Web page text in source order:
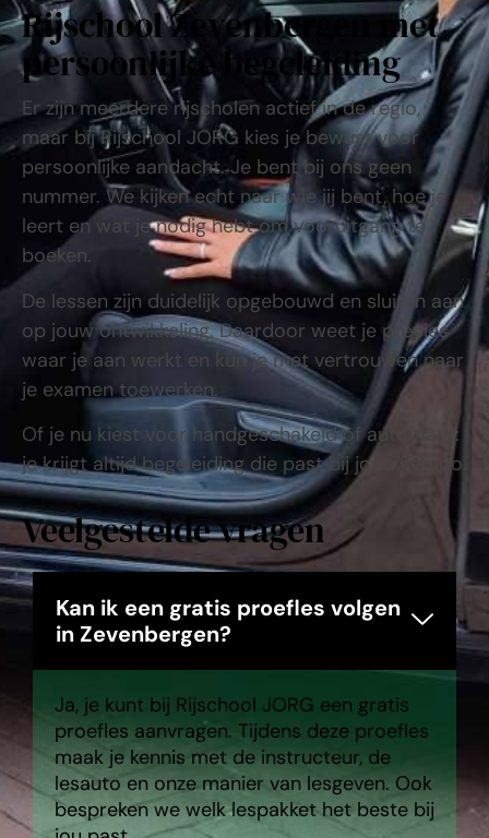
Rijschool Zevenbergen met
persoonlijke begeleiding
Er zijn meerdere rijscholen actief in de regio,
maar bij Rijschool JORG kies je bewust voor
persoonlijke aandacht. Je bent bij ons geen
nummer. We kijken echt naar wie jij bent, hoe je
leert en wat je nodig hebt om vooruitgang te
boeken.
De lessen zijn duidelijk opgebouwd en sluiten aan
op jouw ontwikkeling. Daardoor weet je precies
waar je aan werkt en kun je met vertrouwen naar
je examen toewerken.
Of je nu kiest voor handgeschakeld of automaat:
je krijgt altijd begeleiding die past bij jouw tempo.
Veelgestelde vragen
Kan ik een gratis proefles volgen
in Zevenbergen?
Ja, je kunt bij Rijschool JORG een gratis
proefles aanvragen. Tijdens deze proefles
maak je kennis met de instructeur, de
lesauto en onze manier van lesgeven. Ook
bespreken we welk lespakket het beste bij